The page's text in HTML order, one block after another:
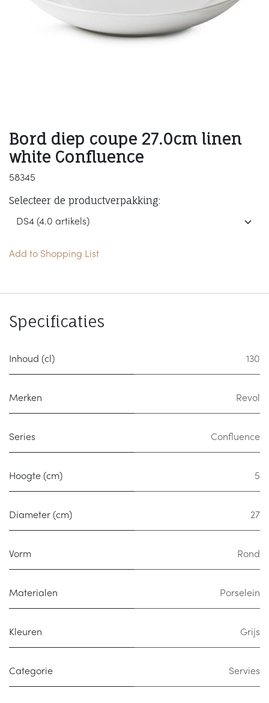
Bord diep coupe 27.0cm linen
white Confluence
58345
Selecteer de productverpakking:
Add to Shopping List
Specificaties
Inhoud (cl) 130
Merken Revol
Series Confluence
Hoogte (cm) 5
Diameter (cm) 27
Vorm Rond
Materialen Porselein
Kleuren Grijs
Categorie Servies